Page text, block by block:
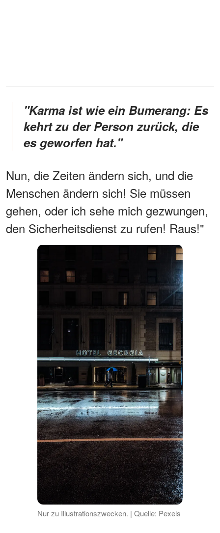
"Karma ist wie ein Bumerang: Es
kehrt zu der Person zurück, die
es geworfen hat."
Nun, die Zeiten ändern sich, und die
Menschen ändern sich! Sie müssen
gehen, oder ich sehe mich gezwungen,
den Sicherheitsdienst zu rufen! Raus!"
Nur zu Illustrationszwecken. | Quelle: Pexels